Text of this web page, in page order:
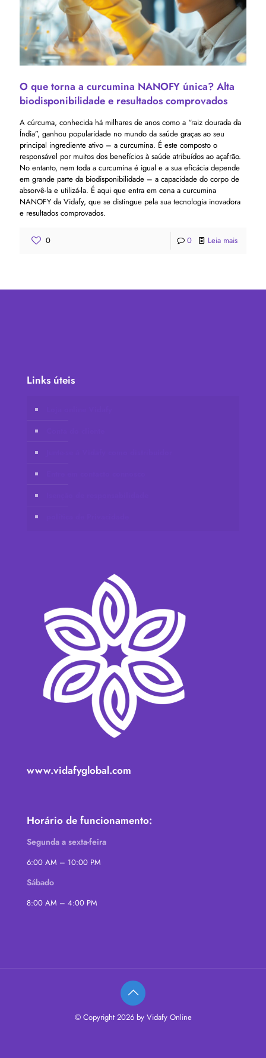
O que torna a curcumina NANOFY única? Alta
biodisponibilidade e resultados comprovados
A cúrcuma, conhecida há milhares de anos como a “raiz dourada da
Índia”, ganhou popularidade no mundo da saúde graças ao seu
principal ingrediente ativo – a curcumina. É este composto o
responsável por muitos dos benefícios à saúde atribuídos ao açafrão.
No entanto, nem toda a curcumina é igual e a sua eficácia depende
em grande parte da biodisponibilidade – a capacidade do corpo de
absorvê-la e utilizá-la. É aqui que entra em cena a curcumina
NANOFY da Vidafy, que se distingue pela sua tecnologia inovadora
e resultados comprovados.
0 0 Leia mais
Links úteis
www.vidafyglobal.com
Horário de funcionamento:
Segunda a sexta-feira
6:00 AM – 10:00 PM
Sábado
8:00 AM – 4:00 PM
© Copyright 2026 by Vidafy Online